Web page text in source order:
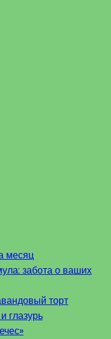
месяц
забота о ваших
торт
глазурь